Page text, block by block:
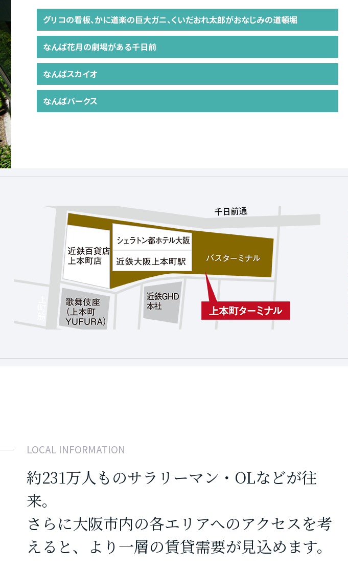
グリコの看板、かに道楽の巨大ガニ、くいだおれ太郎がおなじみの道頓堀
なんば花月の劇場がある千日前
なんばスカイオ
なんばパークス
LOCAL INFORMATION
約231万人ものサラリーマン・OLなどが往
来。
さらに大阪市内の各エリアへのアクセスを考
えると、より一層の賃貸需要が見込めます。